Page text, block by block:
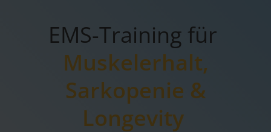
EMS-Training für
Muskel­erhalt,
Sarkopenie &
Longevity